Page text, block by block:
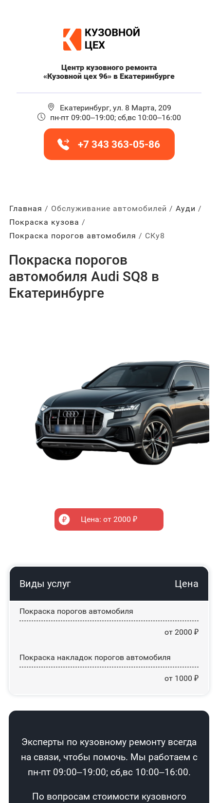
Центр кузовного ремонта
«Кузовной цех 96» в Екатеринбурге
Екатеринбург, ул. 8 Марта, 209
пн-пт 09:00–19:00; сб,вс 10:00–16:00
+7 343 363-05-86
Главная Обслуживание автомобилей
Ауди
Покраска кузова
Покраска порогов автомобиля
СКу8
Покраска порогов
автомобиля Audi SQ8 в
Екатеринбурге
Цена: от 2000 ₽
Виды услуг Цена
Покраска порогов автомобиля
от 2000 ₽
Покраска накладок порогов автомобиля
от 1000 ₽
Эксперты по кузовному ремонту всегда
на связи, чтобы помочь. Мы работаем с
пн-пт 09:00–19:00; сб,вс 10:00–16:00.
По вопросам стоимости кузовного